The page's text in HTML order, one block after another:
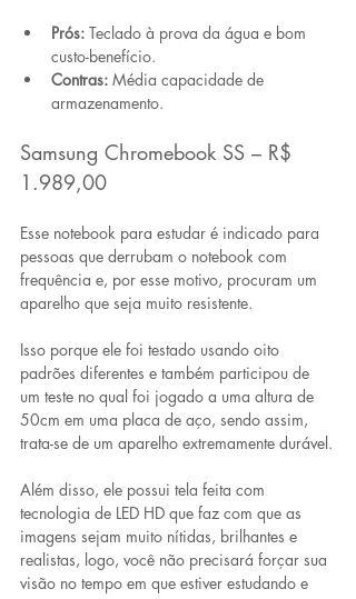
Prós: Teclado à prova da água e bom
custo-benefício.
Contras: Média capacidade de
armazenamento.
Samsung Chromebook SS – R$
1.989,00
Esse notebook para estudar é indicado para
pessoas que derrubam o notebook com
frequência e, por esse motivo, procuram um
aparelho que seja muito resistente.
Isso porque ele foi testado usando oito
padrões diferentes e também participou de
um teste no qual foi jogado a uma altura de
50cm em uma placa de aço, sendo assim,
trata-se de um aparelho extremamente durável.
Além disso, ele possui tela feita com
tecnologia de LED HD que faz com que as
imagens sejam muito nítidas, brilhantes e
realistas, logo, você não precisará forçar sua
visão no tempo em que estiver estudando e